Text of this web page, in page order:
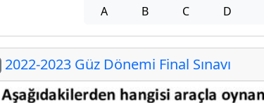
A B C D
2022-2023 Güz Dönemi Final Sınavı